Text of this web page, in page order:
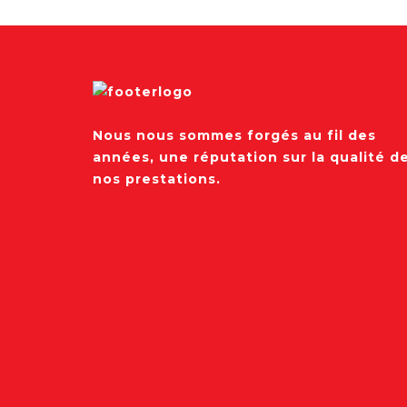
Nous nous sommes forgés au fil des
années, une réputation sur la qualité
nos prestations.